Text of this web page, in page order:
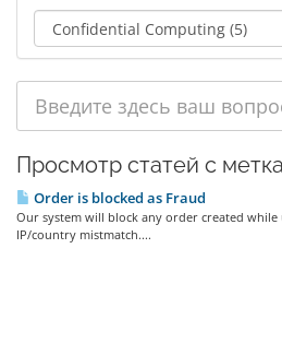
Просмотр статей с
Order is blocked as Fraud
Our system will block any order created while
IP/country mistmatch....